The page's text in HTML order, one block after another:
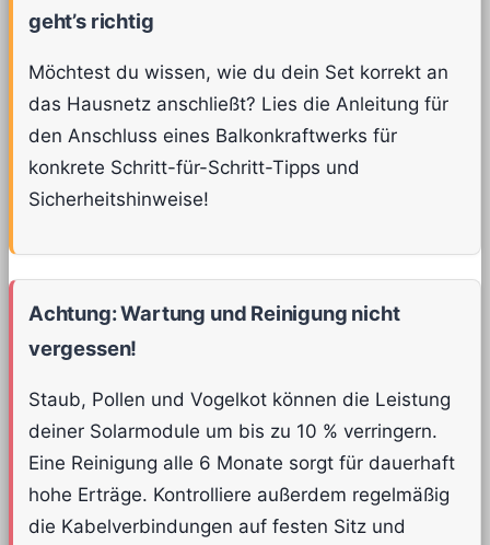
geht’s richtig
Möchtest du wissen, wie du dein Set korrekt an
das Hausnetz anschließt? Lies die Anleitung für
den Anschluss eines Balkonkraftwerks für
konkrete Schritt-für-Schritt-Tipps und
Sicherheitshinweise!
Achtung: Wartung und Reinigung nicht
vergessen!
Staub, Pollen und Vogelkot können die Leistung
deiner Solarmodule um bis zu 10 % verringern.
Eine Reinigung alle 6 Monate sorgt für dauerhaft
hohe Erträge. Kontrolliere außerdem regelmäßig
die Kabelverbindungen auf festen Sitz und